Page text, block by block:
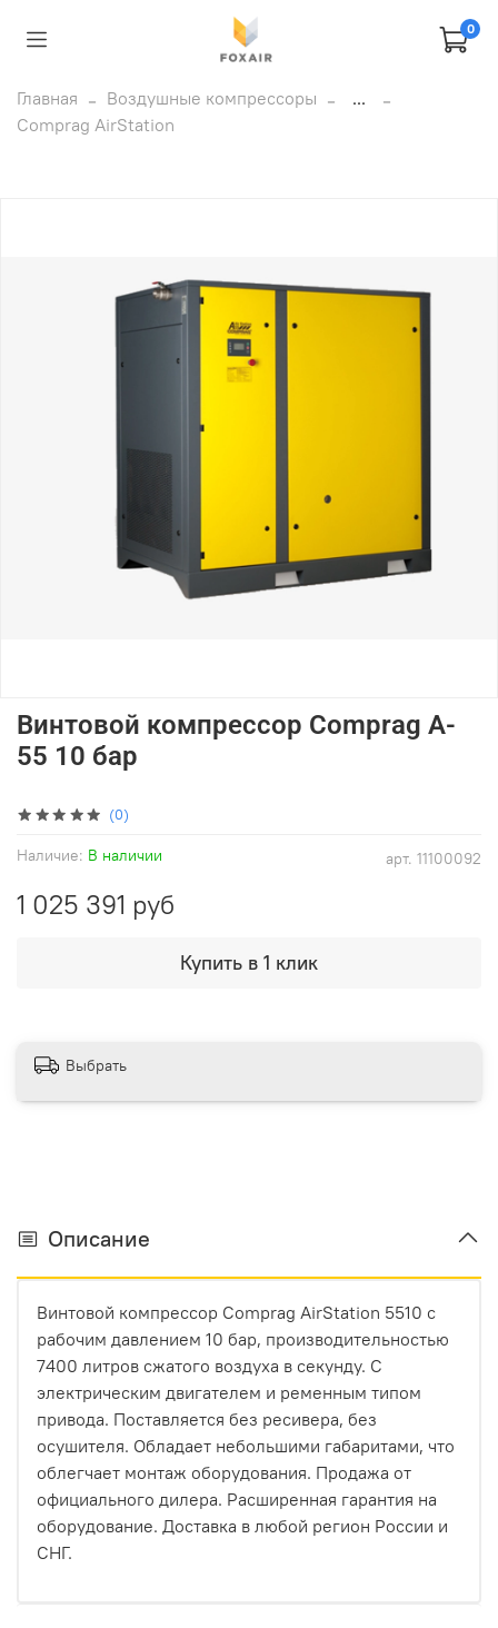
0
Главная Воздушные компрессоры
...
Comprag AirStation
(0)
арт. 11100092
Наличие: В наличии
Винтовой компрессор Comprag A-
55 10 бар
1 025 391 руб
Купить в 1 клик
Выбрать
Описание
Винтовой компрессор Comprag AirStation 5510 с
рабочим давлением 10 бар, производительностью
7400 литров сжатого воздуха в секунду. С
электрическим двигателем и ременным типом
привода. Поставляется без ресивера, без
осушителя. Обладает небольшими габаритами, что
облегчает монтаж оборудования. Продажа от
официального дилера. Расширенная гарантия на
оборудование. Доставка в любой регион России и
СНГ.